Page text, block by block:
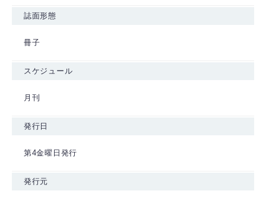
誌面形態
冊子
スケジュール
月刊
発行日
第4金曜日発行
発行元